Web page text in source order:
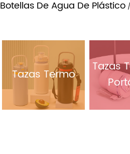
Botellas De Agua De Plástico /
Tazas Termo
Tazas